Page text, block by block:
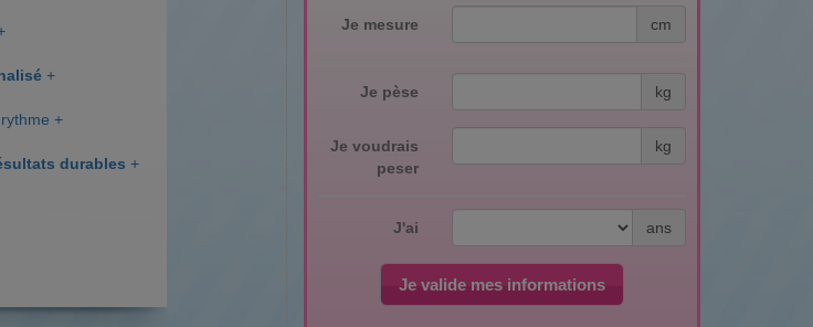
Je mesure cm
Je pèse kg
Je voudrais
peser
kg
J'ai ans
Je valide mes informations
+
+
durables +